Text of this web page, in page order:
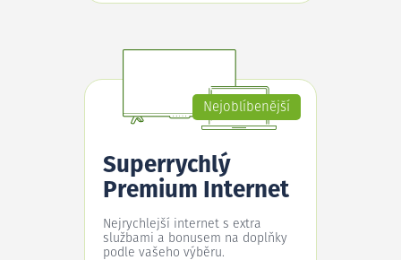
Nejoblíbenější
Superrychlý
Premium Internet
Nejrychlejší internet s extra
službami a bonusem na doplňky
podle vašeho výběru.